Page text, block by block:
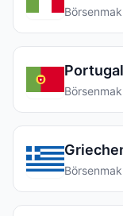
Portugal